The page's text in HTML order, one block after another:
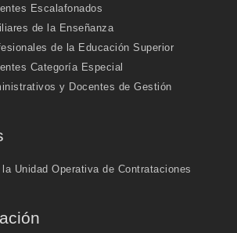
Escalafonados
de la Enseñanza
de la Educación Superior
Categoría Especial
y Docentes de Gestión
Unidad Operativa de Contrataciones